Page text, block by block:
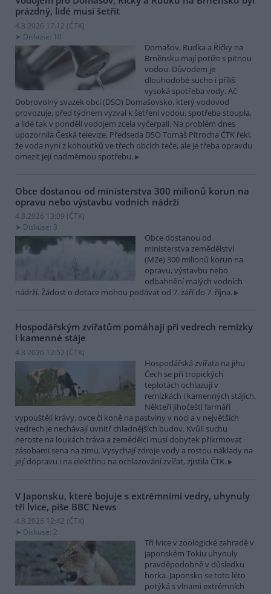
prázdný, lidé musí šetřit
4.8.2026 17:12 (ČTK)
Diskuse: 10
Domašov, Rudka a Říčky na
Brněnsku mají potíže s pitnou
vodou. Důvodem je
dlouhodobé sucho i příliš
vysoká spotřeba vody. Ač
Dobrovolný svazek obcí (DSO) Domašovsko, který vodovod
provozuje, před týdnem vyzval k šetření vodou, spotřeba stoupla,
a lidé tak v pondělí vodojem zcela vyčerpali. Na problém dnes
upozornila Česká televize. Předseda DSO Tomáš Pitrocha ČTK řekl,
že voda nyní z kohoutků ve třech obcích teče, ale je třeba opravdu
omezit její nadměrnou spotřebu.
Obce dostanou od ministerstva 300 milionů korun na
opravu nebo výstavbu vodních nádrží
4.8.2026 13:09 (ČTK)
Diskuse: 3
Obce dostanou od
ministerstva zemědělství
(MZe) 300 milionů korun na
opravu, výstavbu nebo
odbahnění malých vodních
nádrží. Žádost o dotace mohou podávat od 7. září do 7. října.
Hospodářským zvířatům pomáhají při vedrech remízky
i kamenné stáje
4.8.2026 12:52 (ČTK)
Hospodářská zvířata na jihu
Čech se při tropických
teplotách ochlazují v
remízkách i kamenných stájích.
Někteří jihočeští farmáři
vypouštějí krávy, ovce či koně na pastviny v noci a v největších
vedrech je nechávají uvnitř chladnějších budov. Kvůli suchu
neroste na loukách tráva a zemědělci musí dobytek přikrmovat
zásobami sena na zimu. Vysychají zdroje vody a rostou náklady na
její dopravu i na elektřinu na ochlazování zvířat, zjistila ČTK.
V Japonsku, které bojuje s extrémními vedry, uhynuly
tři lvice, píše BBC News
4.8.2026 12:42 (ČTK)
Diskuse: 2
Tři lvice v zoologické zahradě v
japonském Tokiu uhynuly
pravděpodobně v důsledku
horka. Japonsko se toto léto
potýká s vlnami extrémních